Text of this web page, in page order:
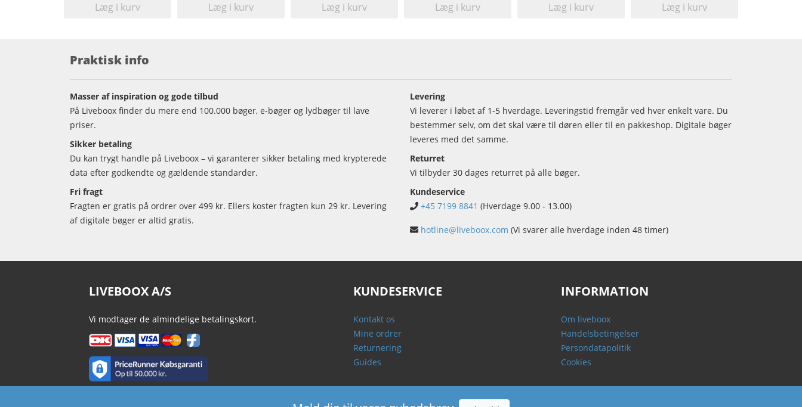
Læg i kurv Læg i kurv Læg i kurv Læg i kurv Læg i kurv Læg i kurv
Praktisk info
Masser af inspiration og gode tilbud
På Liveboox finder du mere end 100.000 bøger, e-bøger og lydbøger til lave
priser.
Sikker betaling
Du kan trygt handle på Liveboox – vi garanterer sikker betaling med krypterede
data efter godkendte og gældende standarder.
Fri fragt
Fragten er gratis på ordrer over 499 kr. Ellers koster fragten kun 29 kr. Levering
af digitale bøger er altid gratis.
Levering
Vi leverer i løbet af 1-5 hverdage. Leveringstid fremgår ved hver enkelt vare. Du
bestemmer selv, om det skal være til døren eller til en pakkeshop. Digitale bøger
leveres med det samme.
Returret
Vi tilbyder 30 dages returret på alle bøger.
Kundeservice
+45 7199 8841 (Hverdage 9.00 - 13.00)
hotline@liveboox.com (Vi svarer alle hverdage inden 48 timer)
LIVEBOOX A/S
Vi modtager de almindelige betalingskort.
KUNDESERVICE
Kontakt os
Mine ordrer
Returnering
Guides
INFORMATION
Om liveboox
Handelsbetingelser
Persondatapolitik
Cookies